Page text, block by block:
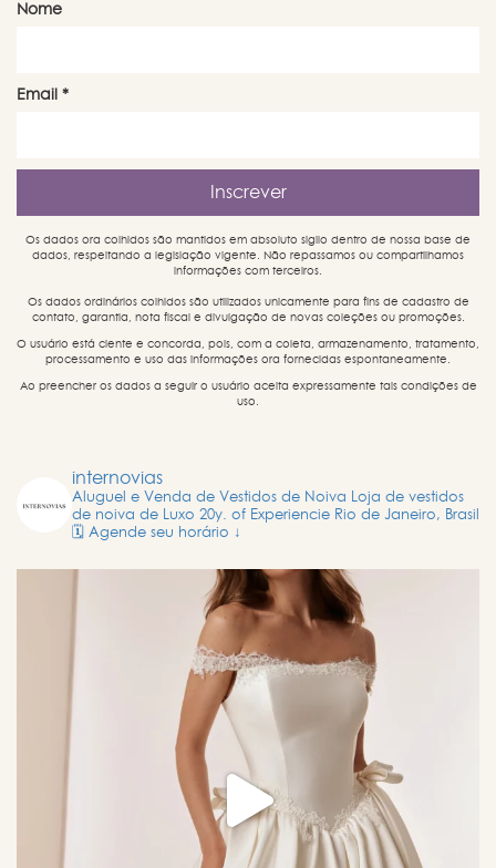
Nome
Email *
Os dados ora colhidos são mantidos em absoluto sigilo dentro de nossa base de
dados, respeitando a legislação vigente. Não repassamos ou compartilhamos
informações com terceiros.
Os dados ordinários colhidos são utilizados unicamente para fins de cadastro de
contato, garantia, nota fiscal e divulgação de novas coleções ou promoções.
O usuário está ciente e concorda, pois, com a coleta, armazenamento, tratamento,
processamento e uso das informações ora fornecidas espontaneamente.
Ao preencher os dados a seguir o usuário aceita expressamente tais condições de
uso.
internovias
Aluguel e Venda de Vestidos de Noiva Loja de vestidos
de noiva de Luxo 20y. of Experiencie Rio de Janeiro, Brasil
🗓️ Agende seu horário ↓